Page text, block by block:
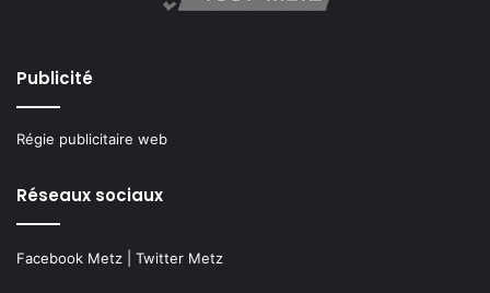
Publicité
Régie publicitaire web
Réseaux sociaux
Facebook Metz Twitter Metz